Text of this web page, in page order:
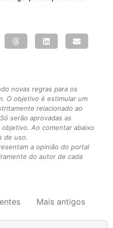
novas regras para os
O objetivo é estimular um
relacionado ao
serão aprovadas as
Ao comentar abaixo
de uso.
a opinião do portal
do autor de cada
Mais antigos